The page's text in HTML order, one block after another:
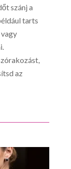
szánj a
tarts
az